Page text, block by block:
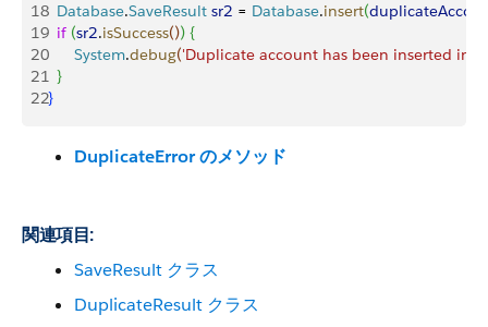
18
	Database
.SaveResult sr2 = Database.insert(
19
	if
(sr2.isSuccess()) {
20
		System
.debug('Duplicate account has been inserted in
21 }
22}
DuplicateError のメソッド
関連項目:
SaveResult クラス
DuplicateResult クラス